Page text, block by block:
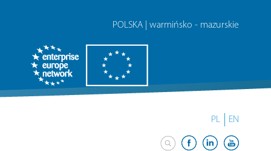
POLSKA | warmińsko - mazurskie
PL EN